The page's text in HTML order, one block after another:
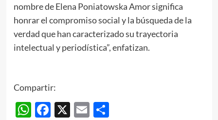
nombre de Elena Poniatowska Amor significa
honrar el compromiso social y la búsqueda de la
verdad que han caracterizado su trayectoria
intelectual y periodística”, enfatizan.
Compartir:
WhatsApp
Facebook
X EmailCompartir